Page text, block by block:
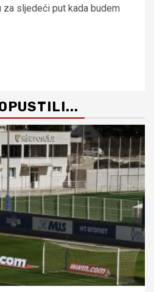
sljedeći put kada budem